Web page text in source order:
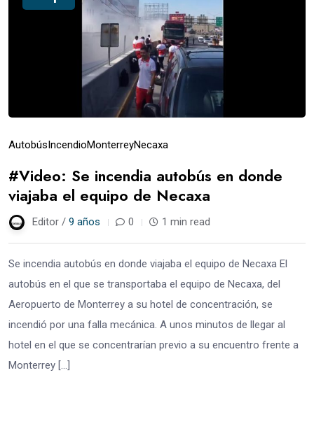
AutobúsIncendioMonterreyNecaxa
#Video: Se incendia autobús en donde
viajaba el equipo de Necaxa
Editor / 9 años 0 1 min read
Se incendia autobús en donde viajaba el equipo de Necaxa El
autobús en el que se transportaba el equipo de Necaxa, del
Aeropuerto de Monterrey a su hotel de concentración, se
incendió por una falla mecánica. A unos minutos de llegar al
hotel en el que se concentrarían previo a su encuentro frente a
Monterrey […]